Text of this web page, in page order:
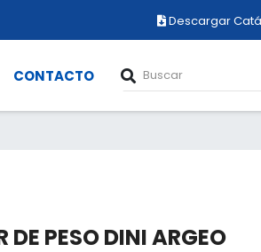
Descargar
CONTACTO
DE PESO DINI ARGEO